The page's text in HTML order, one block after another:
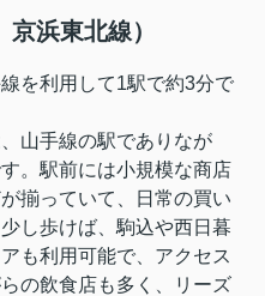
浜東北線）
を利用して1駅で約3分で
、山手線の駅でありなが
。駅前には小規模な商店
揃っていて、日常の買い
し歩けば、駒込や西日暮
も利用可能で、アクセス
の飲食店も多く、リーズ